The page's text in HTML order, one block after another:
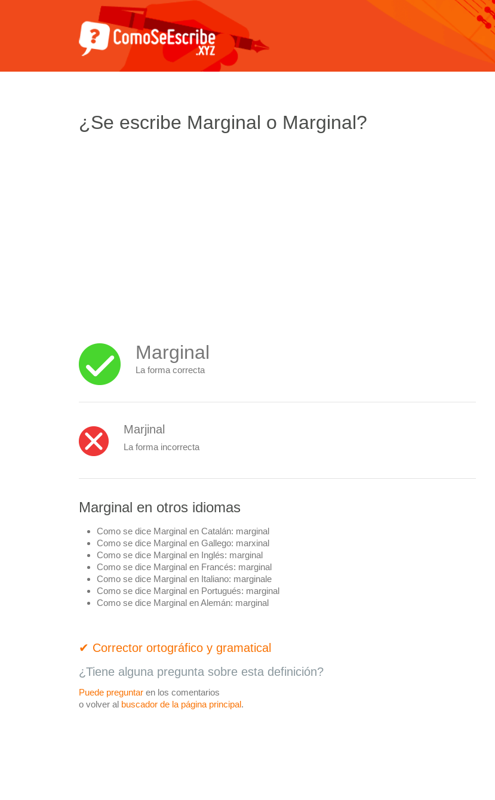
¿Se escribe Marginal o Marginal?
Marginal
La forma correcta
Marjinal
La forma incorrecta
Marginal en otros idiomas
Como se dice Marginal en Catalán: marginal
Como se dice Marginal en Gallego: marxinal
Como se dice Marginal en Inglés: marginal
Como se dice Marginal en Francés: marginal
Como se dice Marginal en Italiano: marginale
Como se dice Marginal en Portugués: marginal
Como se dice Marginal en Alemán: marginal
✔ Corrector ortográfico y gramatical
¿Tiene alguna pregunta sobre esta definición?
Puede preguntar en los comentarios
o volver al buscador de la página principal.